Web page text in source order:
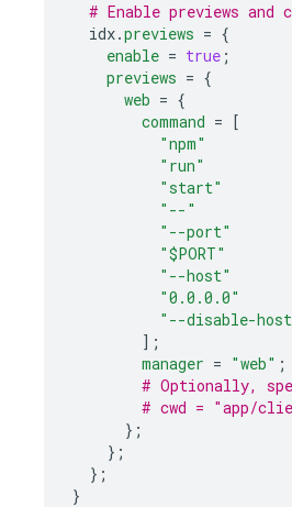
# Enable previews and
  idx
.previews = {
enable = true ;
previews = {
web = {
command = [
"npm"
"run"
"start"
"--"
"--port"
"$PORT"
"--host"
"0.0.0.0"
"--disable-
];
manager = "web" ;
# Optionally,
# cwd = "app/
};
};
};
}